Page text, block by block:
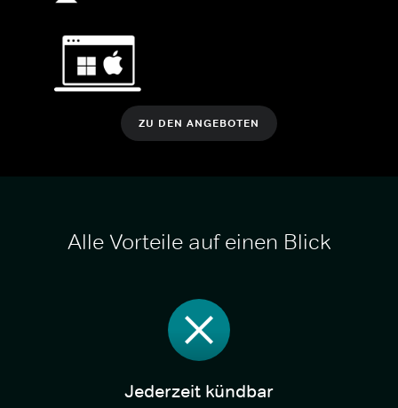
ZU DEN ANGEBOTEN
Alle Vorteile auf einen Blick
Jederzeit kündbar